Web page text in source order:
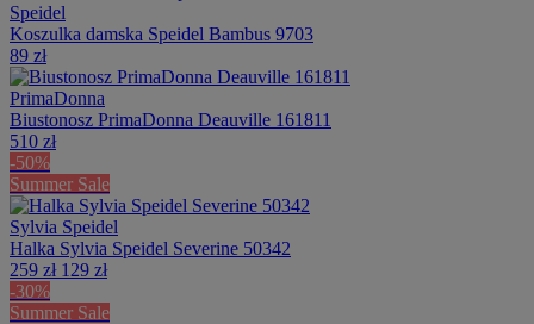
Speidel
Koszulka damska Speidel Bambus 9703
89 zł
PrimaDonna
Biustonosz PrimaDonna Deauville 161811
510 zł
-50%
Summer Sale
Sylvia Speidel
Halka Sylvia Speidel Severine 50342
259 zł 129 zł
-30%
Summer Sale